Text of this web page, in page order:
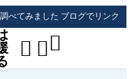
べてみました ブログでリンク
 